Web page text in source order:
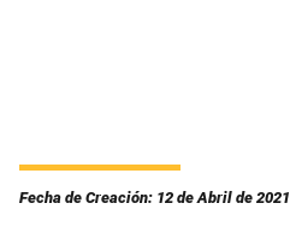
Fecha de Creación: 12 de Abril de 2021